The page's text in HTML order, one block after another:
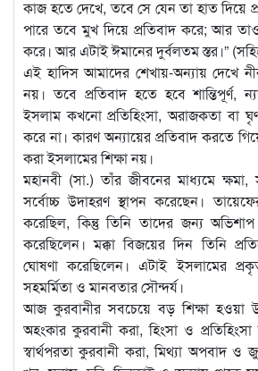
কাজ হতে দেখে, তবে সে যেন তা হাত দিয়ে
পারে তবে মুখ দিয়ে প্রতিবাদ করে; আর
করে। আর এটাই ঈমানের দুর্বলতম স্তর।”
এই হাদিস আমাদের শেখায়-অন্যায় দেখে
নয়। তবে প্রতিবাদ হতে হবে শান্তিপূর্ণ,
ইসলাম কখনো প্রতিহিংসা, অরাজকতা বা
করে না। কারণ অন্যায়ের প্রতিবাদ করতে
করা ইসলামের শিক্ষা নয়।
মহানবী (সা.) তাঁর জীবনের মাধ্যমে ক্ষমা,
সর্বোচ্চ উদাহরণ স্থাপন করেছেন।
করেছিল, কিন্তু তিনি তাদের জন্য
করেছিলেন। মক্কা বিজয়ের দিন তিনি
ঘোষণা করেছিলেন। এটাই ইসলামের
সহমর্মিতা ও মানবতার সৌন্দর্য।
আজ কুরবানীর সবচেয়ে বড় শিক্ষা হওয়া
অহংকার কুরবানী করা, হিংসা ও
স্বার্থপরতা কুরবানী করা, মিথ্যা অপবাদ ও